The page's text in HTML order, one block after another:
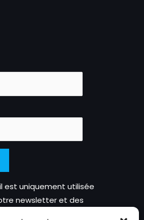
est uniquement utilisée
newsletter et des